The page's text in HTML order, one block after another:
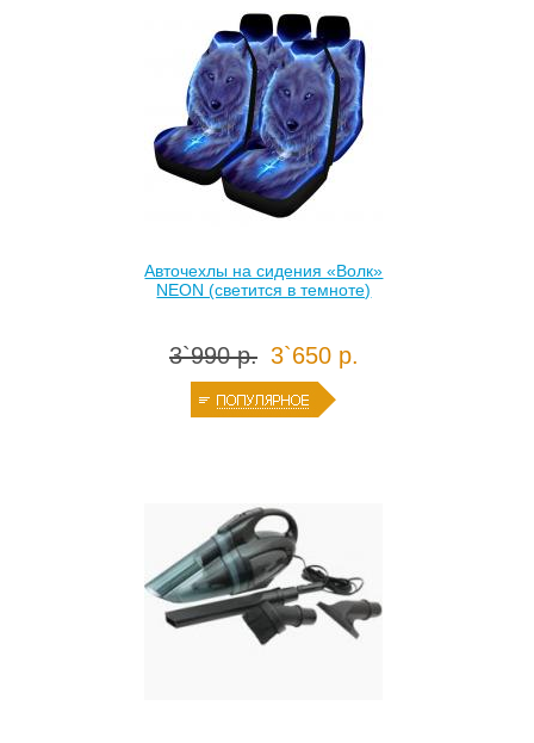
Авточехлы на сидения «Волк»
NEON (светится в темноте)
3`990 р. 3`650 р.